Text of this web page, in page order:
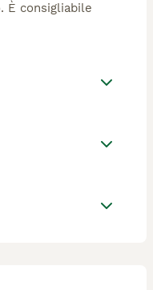
È consigliabile